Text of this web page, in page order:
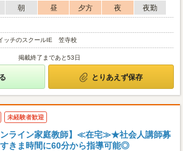
朝 昼 夕方 夜
夜勤
ッチのスクールIE 笠寺校
掲載終了まであと53日
とりあえず保存
未経験者歓迎
ンライン家庭教師】≪在宅≫★社会人講師募
きま時間に60分から指導可能◎